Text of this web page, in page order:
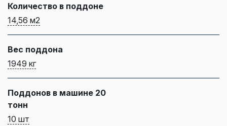
Количество в поддоне
14,56 м2
Вес поддона
1949 кг
Поддонов в машине 20
тонн
10 шт